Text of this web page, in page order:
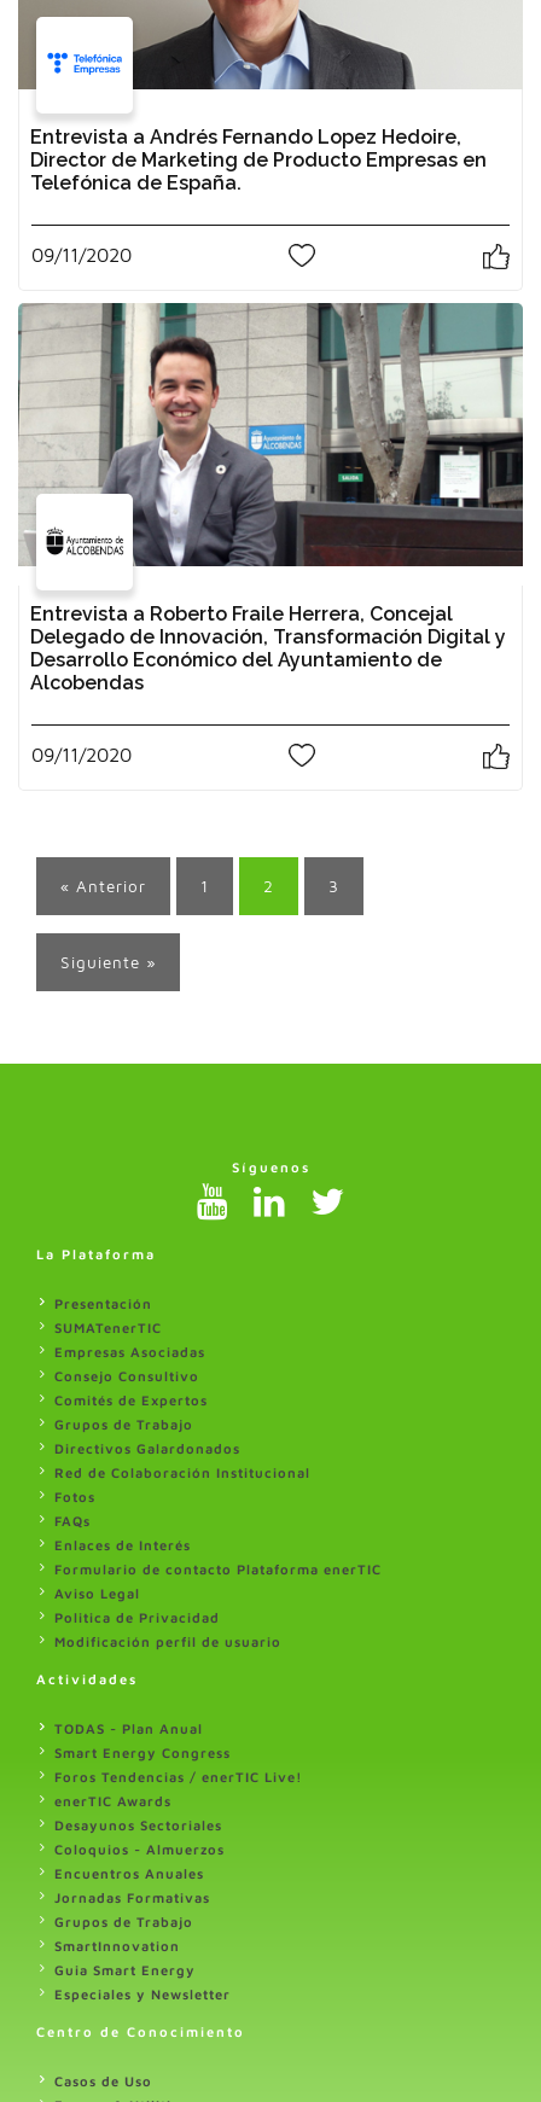
Entrevista a Andrés Fernando Lopez Hedoire,
Director de Marketing de Producto Empresas en
Telefónica de España.
09/11/2020
Entrevista a Roberto Fraile Herrera, Concejal
Delegado de Innovación, Transformación Digital y
Desarrollo Económico del Ayuntamiento de
Alcobendas
09/11/2020
« Anterior 1 2 3
Siguiente »
Síguenos
La Plataforma
Presentación
SUMATenerTIC
Empresas Asociadas
Consejo Consultivo
Comités de Expertos
Grupos de Trabajo
Directivos Galardonados
Red de Colaboración Institucional
Fotos
FAQs
Enlaces de Interés
Formulario de contacto Plataforma enerTIC
Aviso Legal
Politica de Privacidad
Modificación perfil de usuario
Actividades
TODAS - Plan Anual
Smart Energy Congress
Foros Tendencias / enerTIC Live!
enerTIC Awards
Desayunos Sectoriales
Coloquios - Almuerzos
Encuentros Anuales
Jornadas Formativas
Grupos de Trabajo
SmartInnovation
Guia Smart Energy
Especiales y Newsletter
Centro de Conocimiento
Casos de Uso